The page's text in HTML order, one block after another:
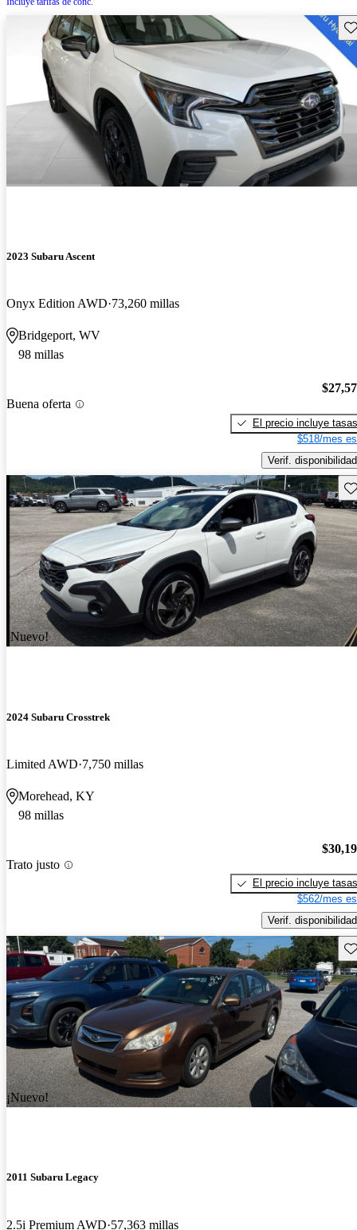
2023 Subaru Ascent
Onyx Edition AWD 73,260 millas
Bridgeport, WV
98 millas
Buena oferta
El precio incluye tasas
$518/mes
Verif. disponibilidad
¡Nuevo!
2024 Subaru Crosstrek
Limited AWD 7,750 millas
Morehead, KY
98 millas
Trato justo
El precio incluye tasas
$562/mes
Verif. disponibilidad
¡Nuevo!
2011 Subaru Legacy
2.5i Premium AWD 57,363 millas